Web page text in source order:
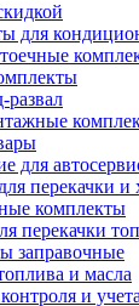
для
развал
для
перекачки
комплекты
перекачки
заправочные
и масла
и учета